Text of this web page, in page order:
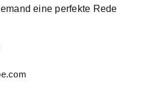
eine perfekte Rede